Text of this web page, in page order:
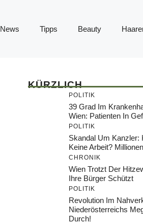
News Tipps Beauty
KÜRZLICH
POLITIK
39 Grad Im
Wien: Patienten In
POLITIK
Skandal Um Kanzler:
Keine Arbeit?
CHRONIK
Wien Trotzt Der
Ihre Bürger Schützt
POLITIK
Revolution Im
Niederösterreichs
Durch!